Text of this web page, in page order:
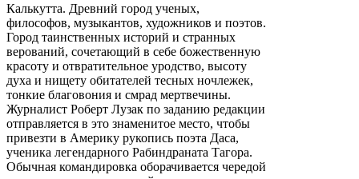
Калькутта. Древний город ученых,
философов, музыкантов, художников и поэтов.
Город таинственных историй и странных
верований, сочетающий в себе божественную
красоту и отвратительное уродство, высоту
духа и нищету обитателей тесных ночлежек,
тонкие благовония и смрад мертвечины.
Журналист Роберт Лузак по заданию редакции
отправляется в это знаменитое место, чтобы
привезти в Америку рукопись поэта Даса,
ученика легендарного Рабиндраната Тагора.
Обычная командировка оборачивается чередой